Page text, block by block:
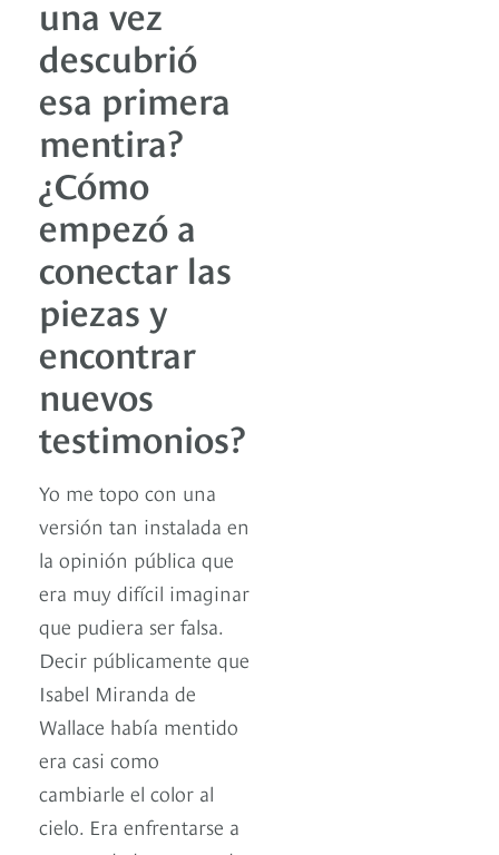
una vez
descubrió
esa primera
mentira?
¿Cómo
empezó a
conectar las
piezas y
encontrar
nuevos
testimonios?
Yo me topo con una
versión tan instalada en
la opinión pública que
era muy difícil imaginar
que pudiera ser falsa.
Decir públicamente que
Isabel Miranda de
Wallace había mentido
era casi como
cambiarle el color al
cielo. Era enfrentarse a